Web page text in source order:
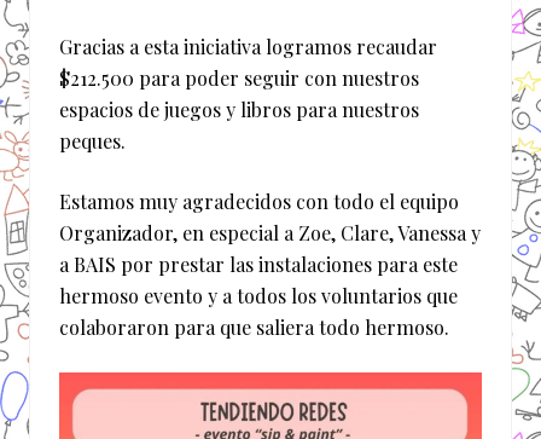
Gracias a esta iniciativa logramos recaudar
$212.500 para poder seguir con nuestros
espacios de juegos y libros para nuestros
peques.
Estamos muy agradecidos con todo el equipo
Organizador, en especial a Zoe, Clare, Vanessa y
a BAIS por prestar las instalaciones para este
hermoso evento y a todos los voluntarios que
colaboraron para que saliera todo hermoso.